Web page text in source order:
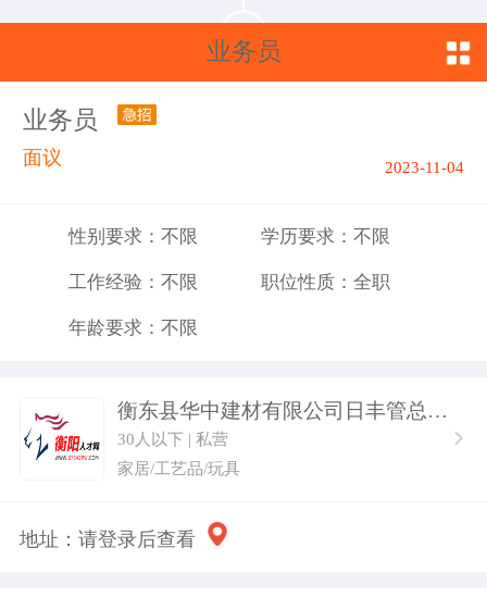
业务员
业务员
面议 2023-11-04
性别要求：不限 学历要求：不限
工作经验：不限 职位性质：全职
年龄要求：不限
衡东县华中建材有限公司日丰管总代理
30人以下 | 私营
家居/工艺品/玩具
地址： 请登录后查看